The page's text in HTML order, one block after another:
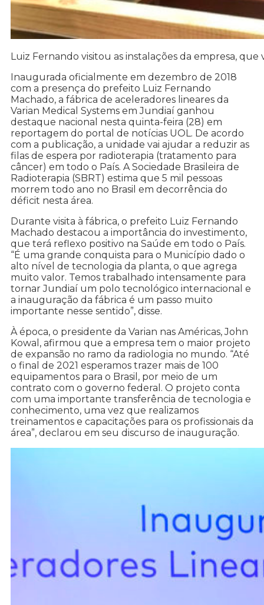
Luiz Fernando visitou as instalações da empresa,
Inaugurada oficialmente em dezembro de 2018
com a presença do prefeito Luiz Fernando
Machado, a fábrica de aceleradores lineares da
Varian Medical Systems em Jundiaí ganhou
destaque nacional nesta quinta-feira (28) em
reportagem do portal de notícias UOL. De acordo
com a publicação, a unidade vai ajudar a reduzir as
filas de espera por radioterapia (tratamento para
câncer) em todo o País. A Sociedade Brasileira de
Radioterapia (SBRT) estima que 5 mil pessoas
morrem todo ano no Brasil em decorrência do
déficit nesta área.
Durante visita à fábrica, o prefeito Luiz Fernando
Machado destacou a importância do investimento,
que terá reflexo positivo na Saúde em todo o País.
“É uma grande conquista para o Município dado o
alto nível de tecnologia da planta, o que agrega
muito valor. Temos trabalhado intensamente para
tornar Jundiaí um polo tecnológico internacional e
a inauguração da fábrica é um passo muito
importante nesse sentido”, disse.
À época, o presidente da Varian nas Américas, John
Kowal, afirmou que a empresa tem o maior projeto
de expansão no ramo da radiologia no mundo. “Até
o final de 2021 esperamos trazer mais de 100
equipamentos para o Brasil, por meio de um
contrato com o governo federal. O projeto conta
com uma importante transferência de tecnologia e
conhecimento, uma vez que realizamos
treinamentos e capacitações para os profissionais da
área”, declarou em seu discurso de inauguração.